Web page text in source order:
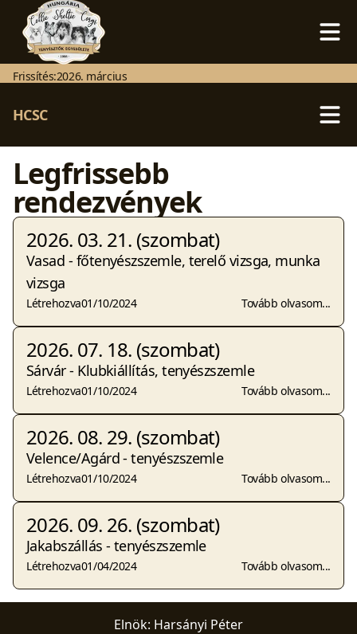
Frissítés:2026. március
HCSC
Legfrissebb
rendezvények
2026. 03. 21. (szombat)
Vasad - főtenyészszemle, terelő vizsga, munka
vizsga
Létrehozva01/10/2024 Tovább olvasom...
2026. 07. 18. (szombat)
Sárvár - Klubkiállítás, tenyészszemle
Létrehozva01/10/2024 Tovább olvasom...
2026. 08. 29. (szombat)
Velence/Agárd - tenyészszemle
Létrehozva01/10/2024 Tovább olvasom...
2026. 09. 26. (szombat)
Jakabszállás - tenyészszemle
Létrehozva01/04/2024 Tovább olvasom...
Elnök: Harsányi Péter